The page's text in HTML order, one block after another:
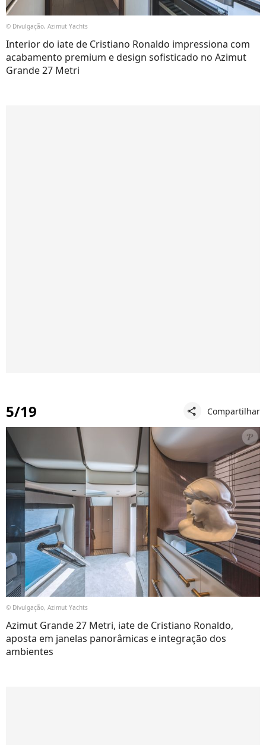
© Divulgação, Azimut Yachts
Interior do iate de Cristiano Ronaldo impressiona com
acabamento premium e design sofisticado no Azimut
Grande 27 Metri
5/19 share Compartilhar
© Divulgação, Azimut Yachts
Azimut Grande 27 Metri, iate de Cristiano Ronaldo,
aposta em janelas panorâmicas e integração dos
ambientes